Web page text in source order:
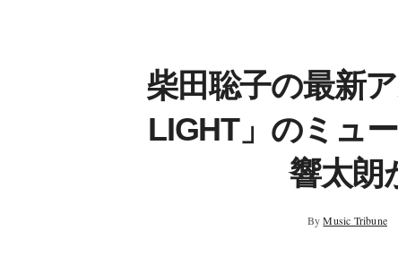
柴田聡子の最新
LIGHT」のミュ
響太朗
By Music Tribune